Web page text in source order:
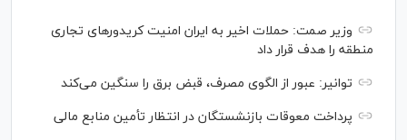
وزیر صمت: حملات اخیر به ایران امنیت کریدورهای تجاری
منطقه را هدف قرار داد
توانیر: عبور از الگوی مصرف، قبض برق را سنگین می‌کند
پرداخت معوقات بازنشستگان در انتظار تأمین منابع مالی